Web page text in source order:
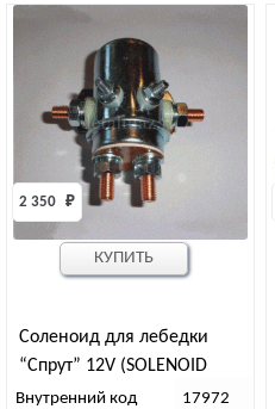
Соленоид для лебедки
“Спрут” 12V (SOLENOID
SNLS-116ATP)
2 350 ₽
Внутренний код 17972
КУПИТЬ